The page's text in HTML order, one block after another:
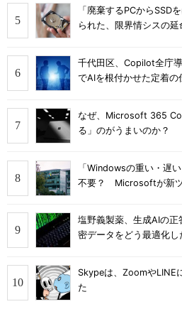
「廃棄するPCからSSD
られた、限界情シスの延
千代田区、Copilot全庁
でAIを根付かせた定着の
なぜ、Microsoft 365
る」のがうまいのか？
「Windowsの重い・遅
不要？ Microsoftが新
塩野義製薬、生成AIの
密データをどう最適化し
Skypeは、ZoomやLINE
た